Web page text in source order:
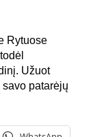
Rytuose
Užuot
patarėjų